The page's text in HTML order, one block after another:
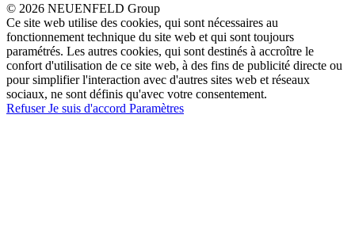
© 2026 NEUENFELD Group
Ce site web utilise des cookies, qui sont nécessaires au
fonctionnement technique du site web et qui sont toujours
paramétrés. Les autres cookies, qui sont destinés à accroître le
confort d'utilisation de ce site web, à des fins de publicité directe ou
pour simplifier l'interaction avec d'autres sites web et réseaux
sociaux, ne sont définis qu'avec votre consentement.
RefuserJe suis d'accord Paramètres